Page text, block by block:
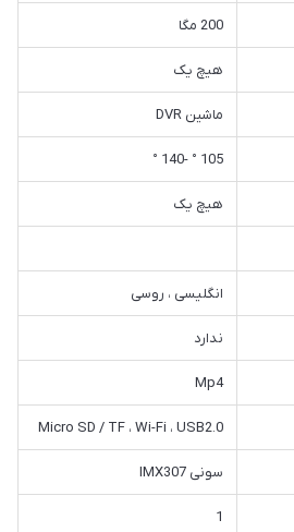
200 مگا
هیچ یک
ماشین DVR
105 ° -140 °
هیچ یک
انگلیسی ، روسی
ندارد
Mp4
Micro SD / TF ، Wi-Fi ، USB2.0
سونی IMX307
1